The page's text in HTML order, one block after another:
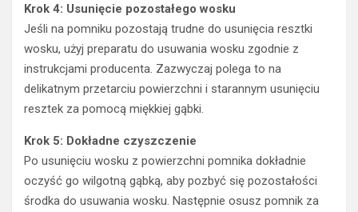
Krok 4: Usunięcie pozostałego wosku
Jeśli na pomniku pozostają trudne do usunięcia resztki
wosku, użyj preparatu do usuwania wosku zgodnie z
instrukcjami producenta. Zazwyczaj polega to na
delikatnym przetarciu powierzchni i starannym usunięciu
resztek za pomocą miękkiej gąbki.
Krok 5: Dokładne czyszczenie
Po usunięciu wosku z powierzchni pomnika dokładnie
oczyść go wilgotną gąbką, aby pozbyć się pozostałości
środka do usuwania wosku. Następnie osusz pomnik za